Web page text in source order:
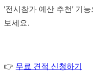
'전시참가 예산 추천' 기
보세요.
👉 무료 견적 신청하기